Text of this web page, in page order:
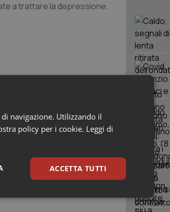
a trattare la depressione.
navigazione. Utilizzando il
policy per i cookie. Leggi di
ACCETTA TUTTI
Marketing